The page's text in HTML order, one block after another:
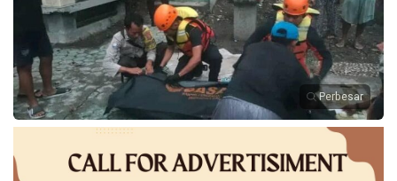
Perbesar